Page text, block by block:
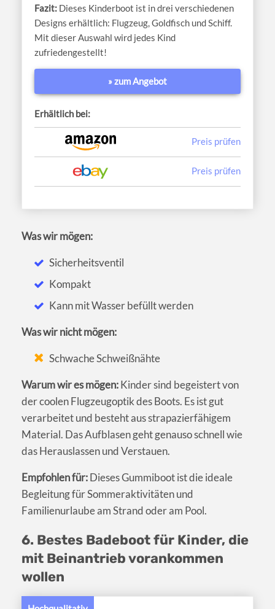
Dieses Kinderboot ist in drei verschiedenen
Designs erhältlich: Flugzeug, Goldfisch und Schiff.
Mit dieser Auswahl wird jedes Kind
zufriedengestellt!
» zum Angebot
Erhältlich bei:
Preis prüfen
Preis prüfen
Was wir mögen:
Sicherheitsventil
Kompakt
Kann mit Wasser befüllt werden
Was wir nicht mögen:
Schwache Schweißnähte
Warum wir es mögen:Kinder sind begeistert von
der coolen Flugzeugoptik des Boots. Es ist gut
verarbeitet und besteht aus strapazierfähigem
Material. Das Aufblasen geht genauso schnell wie
das Herauslassen und Verstauen.
Empfohlen für:Dieses Gummiboot ist die ideale
Begleitung für Sommeraktivitäten und
Familienurlaube am Strand oder am Pool.
6. Bestes Badeboot für Kinder, die
mit Beinantrieb vorankommen
wollen